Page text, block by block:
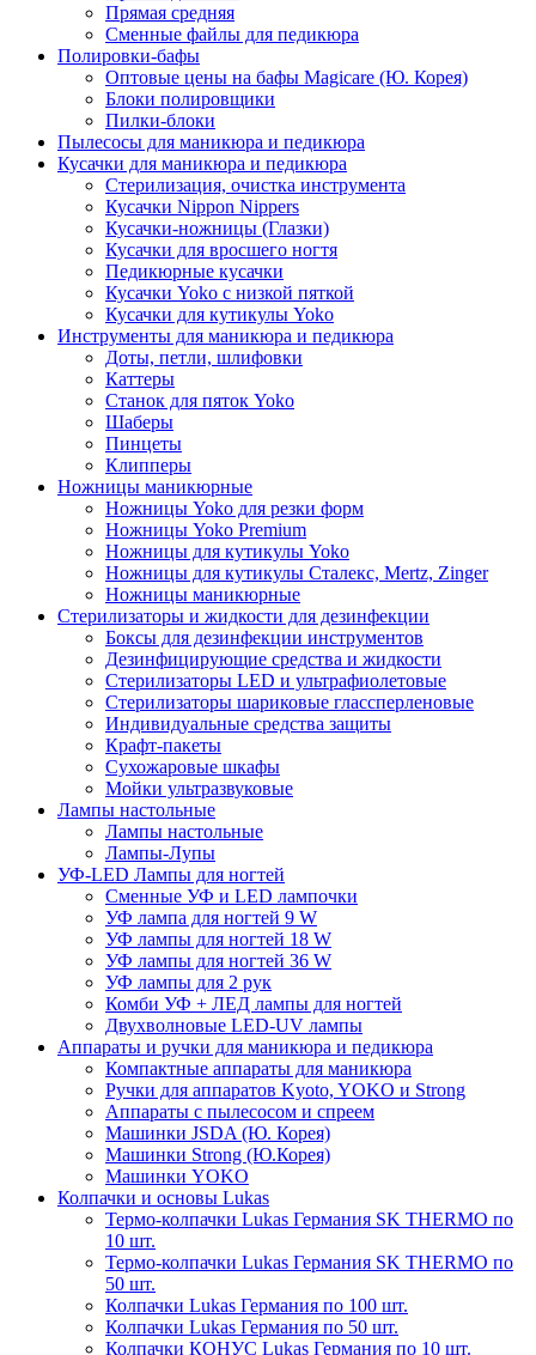
Прямая средняя
Сменные файлы для педикюра
Полировки-бафы
Оптовые цены на бафы Magicare (Ю. Корея)
Блоки полировщики
Пилки-блоки
Пылесосы для маникюра и педикюра
Кусачки для маникюра и педикюра
Стерилизация, очистка инструмента
Кусачки Nippon Nippers
Кусачки-ножницы (Глазки)
Кусачки для вросшего ногтя
Педикюрные кусачки
Кусачки Yoko с низкой пяткой
Кусачки для кутикулы Yoko
Инструменты для маникюра и педикюра
Доты, петли, шлифовки
Каттеры
Станок для пяток Yoko
Шаберы
Пинцеты
Клипперы
Ножницы маникюрные
Ножницы Yoko для резки форм
Ножницы Yoko Premium
Ножницы для кутикулы Yoko
Ножницы для кутикулы Сталекс, Mertz, Zinger
Ножницы маникюрные
Стерилизаторы и жидкости для дезинфекции
Боксы для дезинфекции инструментов
Дезинфицирующие средства и жидкости
Стерилизаторы LED и ультрафиолетовые
Стерилизаторы шариковые глассперленовые
Индивидуальные средства защиты
Крафт-пакеты
Сухожаровые шкафы
Мойки ультразвуковые
Лампы настольные
Лампы настольные
Лампы-Лупы
УФ-LED Лампы для ногтей
Сменные УФ и LED лампочки
УФ лампа для ногтей 9 W
УФ лампы для ногтей 18 W
УФ лампы для ногтей 36 W
УФ лампы для 2 рук
Комби УФ + ЛЕД лампы для ногтей
Двухволновые LED-UV лампы
Аппараты и ручки для маникюра и педикюра
Компактные аппараты для маникюра
Ручки для аппаратов Kyoto, YOKO и Strong
Аппараты с пылесосом и спреем
Машинки JSDA (Ю. Корея)
Машинки Strong (Ю.Корея)
Машинки YOKO
Колпачки и основы Lukas
Термо-колпачки Lukas Германия SK THERMO по
10 шт.
Термо-колпачки Lukas Германия SK THERMO по
50 шт.
Колпачки Lukas Германия по 100 шт.
Колпачки Lukas Германия по 50 шт.
Колпачки КОНУС Lukas Германия по 10 шт.